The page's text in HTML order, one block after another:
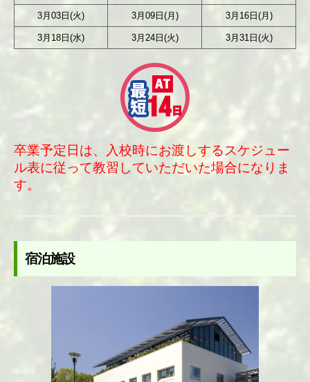
3月03日(火) 3月09日(月) 3月16日(月)
3月18日(水) 3月24日(火) 3月31日(火)
卒業予定日は、入校時にお渡しするスケジュー
ル表に従って教習していただいた場合になりま
す。
宿泊施設